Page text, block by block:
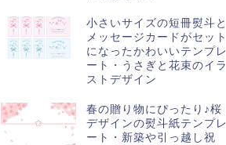
小さいサイズの短冊熨斗と
メッセージカードがセット
になったかわいいテンプレ
ート・うさぎと花束のイラ
ストデザイン
春の贈り物にぴったり♪桜
デザインの熨斗紙テンプレ
ート・新築や引っ越し祝